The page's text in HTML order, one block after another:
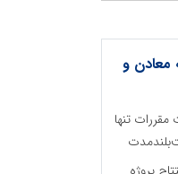
معادن و
تنها